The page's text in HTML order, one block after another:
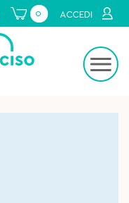
0 ACCEDI